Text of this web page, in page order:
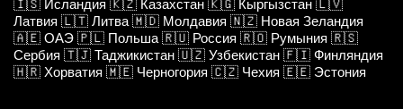
🇮🇸 Исландия 🇰🇿 Казахстан 🇰🇬 Кыргызстан 🇱🇻
Латвия 🇱🇹 Литва 🇲🇩 Молдавия 🇳🇿 Новая Зеландия
🇦🇪 ОАЭ 🇵🇱 Польша 🇷🇺 Россия 🇷🇴 Румыния 🇷🇸
Сербия 🇹🇯 Таджикистан 🇺🇿 Узбекистан 🇫🇮 Финляндия
🇭🇷 Хорватия 🇲🇪 Черногория 🇨🇿 Чехия 🇪🇪 Эстония